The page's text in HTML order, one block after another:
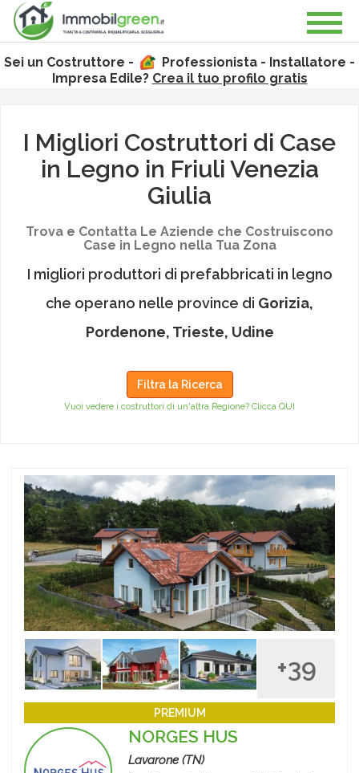
Sei un Costruttore -
Professionista - Installatore -
Impresa Edile? Crea il tuo profilo gratis
I Migliori Costruttori di Case
in Legno in Friuli Venezia
Giulia
Trova e Contatta Le Aziende che Costruiscono
Case in Legno nella Tua Zona
I migliori produttori di prefabbricati in legno
che operano nelle province di Gorizia,
Pordenone, Trieste, Udine
Filtra la Ricerca
Vuoi vedere i costruttori di un'altra Regione? Clicca QUI
+39
PREMIUM
NORGES HUS
Lavarone (TN)